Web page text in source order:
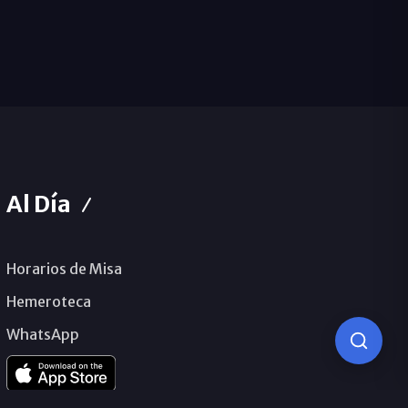
Al Día
Horarios de Misa
Hemeroteca
WhatsApp